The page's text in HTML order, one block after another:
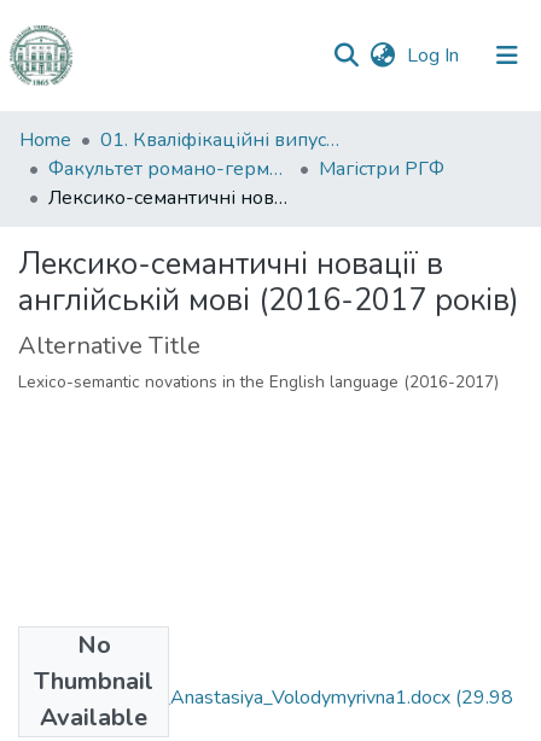
Log In (current)
Communities
&
Collections
Statistics
Home
01. Кваліфікаційні випускні роботи здобувачів вищої освіти
Факультет романо-германської філології
Магістри РГФ
Лексико-семантичні новації в англійській мові (2016-2017 років)
Лексико-семантичні новації в
англійській мові (2016-2017 років)
Alternative Title
Lexico-semantic novations in the English language (2016-2017)
No
Thumbnail
Available
035.04_Syerova_Anastasiya_Volodymyrivna1.docx (29.98
KB)